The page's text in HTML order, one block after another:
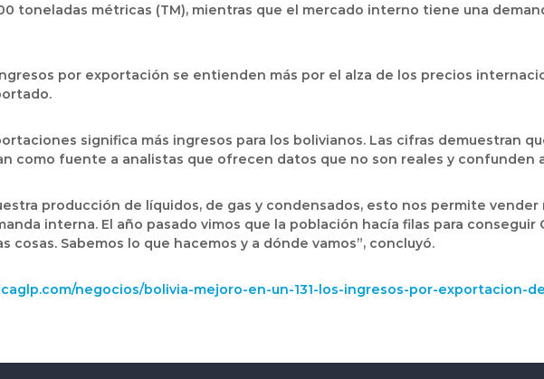
toneladas métricas (TM), mientras que el mercado interno tiene una
por exportación se entienden más por el alza de los precios
significa más ingresos para los bolivianos. Las cifras demuestran
como fuente a analistas que ofrecen datos que no son reales y confunden
producción de líquidos, de gas y condensados, esto nos permite
interna. El año pasado vimos que la población hacía filas para conseguir
cosas. Sabemos lo que hacemos y a dónde vamos”, concluyó.
negocios/bolivia-mejoro-en-un-131-los-ingresos-por-exportacion-